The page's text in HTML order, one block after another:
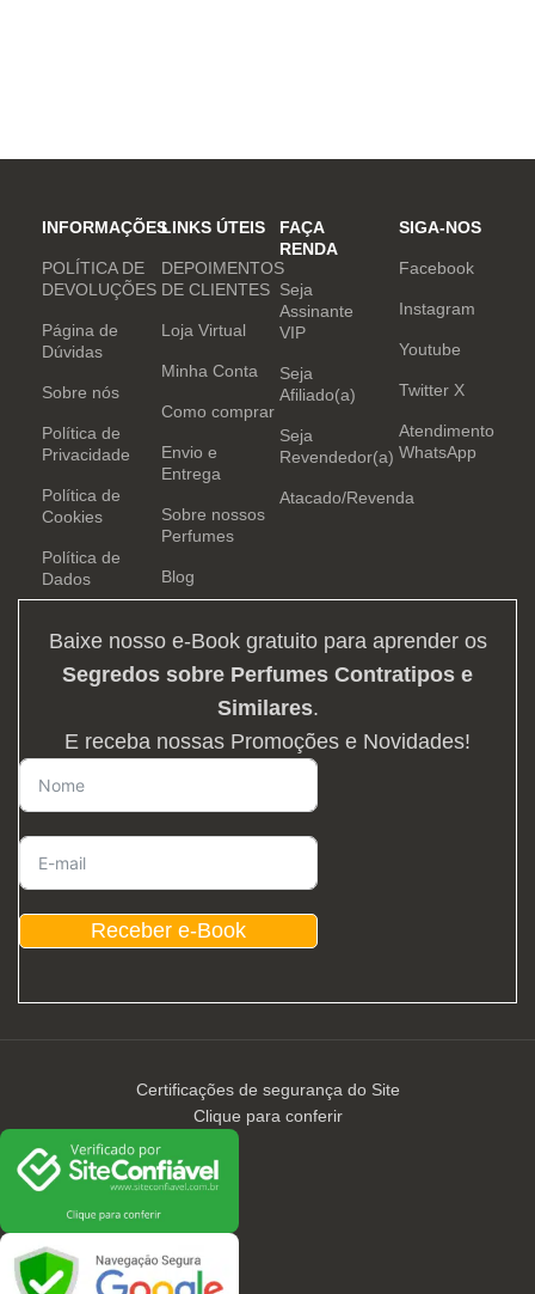
INFORMAÇÕES
POLÍTICA DE
DEVOLUÇÕES
Página de
Dúvidas
Sobre nós
Política de
Privacidade
Política de
Cookies
Política de
Dados
LINKS ÚTEIS
DEPOIMENTOS
DE CLIENTES
Loja Virtual
Minha Conta
Como comprar
Envio e
Entrega
Sobre nossos
Perfumes
Blog
FAÇA
RENDA
Seja
Assinante
VIP
Seja
Afiliado(a)
Seja
Revendedor(a)
Atacado/Revenda
SIGA-NOS
Facebook
Instagram
Youtube
Twitter X
Atendimento
WhatsApp
Baixe nosso e-Book gratuito para aprender os
Segredos sobre Perfumes Contratipos e
Similares.
E receba nossas Promoções e Novidades!
Receber e-Book
Certificações de segurança do Site
Clique para conferir